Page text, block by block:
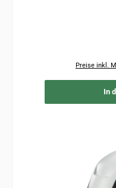
Preise inkl.
In